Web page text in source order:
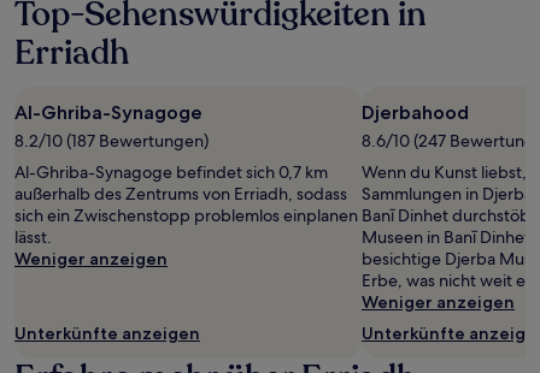
gelten.
Top-Sehenswürdigkeiten in
Erriadh
Al-Ghriba-Synagoge
8.2/10 (187 Bewertungen)
Al-Ghriba-Synagoge befindet sich 0,7 km
außerhalb des Zentrums von Erriadh, sodass
sich ein Zwischenstopp problemlos einplanen
lässt.
Weniger anzeigen
Unterkünfte anzeigen
Djerbahood
8.6/10 (247
Wenn du Kunst liebst,
Sammlungen in
Banī Dinhet
Museen in Banī
besichtige Djerba
Erbe, was nicht weit
Weniger anzeigen
Unterkünfte